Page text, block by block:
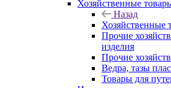
Хозяйственные
Назад
Хозяйственные
Прочие
изделия
Прочие
Ведра, тазы
Товары для